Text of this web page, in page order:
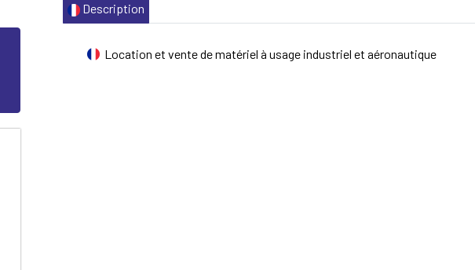
Description
Location et vente de matériel à usage industriel et aéronautique